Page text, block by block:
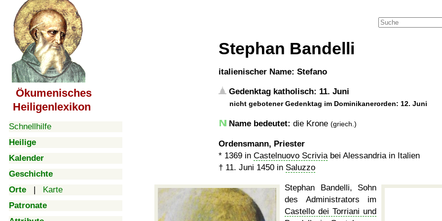
Ökumenisches
Heiligenlexikon
Schnellhilfe
Heilige
Kalender
Geschichte
Orte | Karte
Patronate
Stephan Bandelli
italienischer Name: Stefano
Gedenktag katholisch: 11. Juni
nicht gebotener Gedenktag im Dominikanerorden: 12. Juni
Name bedeutet: die Krone (griech.)
Ordensmann, Priester
* 1369 in Castelnuovo Scriviabei Alessandria in Italien
† 11. Juni 1450 in Saluzzo
Stephan Bandelli, Sohn
des Administrators im
Castello dei Torriani und